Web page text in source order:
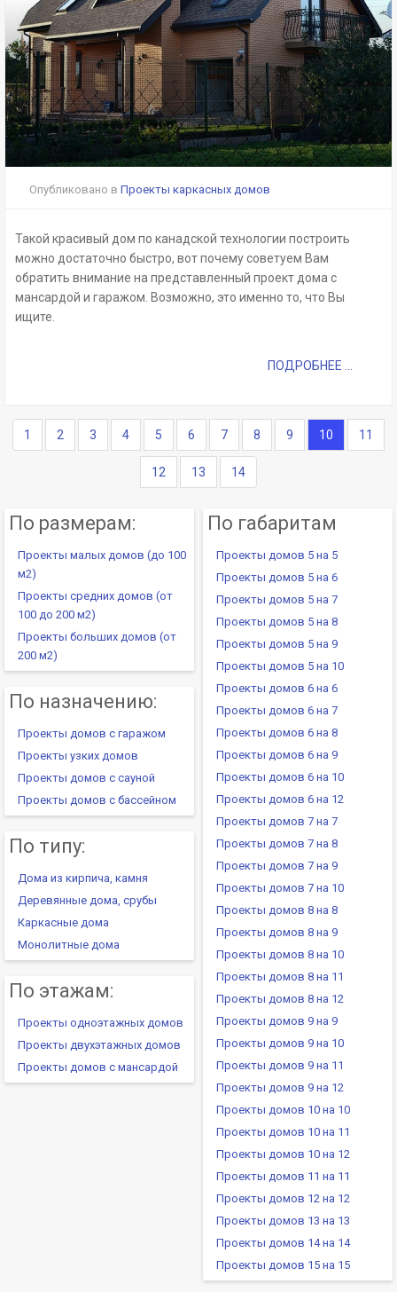
Опубликовано в Проекты каркасных домов
Такой красивый дом по канадской технологии построить
можно достаточно быстро, вот почему советуем Вам
обратить внимание на представленный проект дома с
мансардой и гаражом. Возможно, это именно то, что Вы
ищите.
ПОДРОБНЕЕ ...
1 2 3 4 5 6 7 8 9 10 11
12 13 14
По размерам:
Проекты малых домов (до 100
м2)
Проекты средних домов (от
100 до 200 м2)
Проекты больших домов (от
200 м2)
По назначению:
Проекты домов с гаражом
Проекты узких домов
Проекты домов с сауной
Проекты домов с бассейном
По типу:
Дома из кирпича, камня
Деревянные дома, срубы
Каркасные дома
Монолитные дома
По этажам:
Проекты одноэтажных домов
Проекты двухэтажных домов
Проекты домов с мансардой
По габаритам
Проекты домов 5 на 5
Проекты домов 5 на 6
Проекты домов 5 на 7
Проекты домов 5 на 8
Проекты домов 5 на 9
Проекты домов 5 на 10
Проекты домов 6 на 6
Проекты домов 6 на 7
Проекты домов 6 на 8
Проекты домов 6 на 9
Проекты домов 6 на 10
Проекты домов 6 на 12
Проекты домов 7 на 7
Проекты домов 7 на 8
Проекты домов 7 на 9
Проекты домов 7 на 10
Проекты домов 8 на 8
Проекты домов 8 на 9
Проекты домов 8 на 10
Проекты домов 8 на 11
Проекты домов 8 на 12
Проекты домов 9 на 9
Проекты домов 9 на 10
Проекты домов 9 на 11
Проекты домов 9 на 12
Проекты домов 10 на 10
Проекты домов 10 на 11
Проекты домов 10 на 12
Проекты домов 11 на 11
Проекты домов 12 на 12
Проекты домов 13 на 13
Проекты домов 14 на 14
Проекты домов 15 на 15